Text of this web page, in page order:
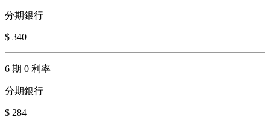
分期銀行
$ 340
6 期 0 利率
分期銀行
$ 284